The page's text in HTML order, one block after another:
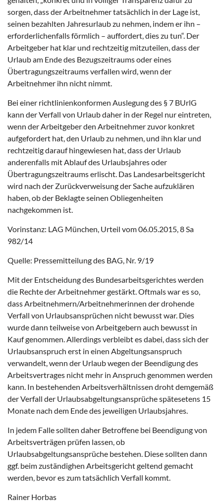
sorgen, dass der Arbeitnehmer tatsächlich in der Lage ist,
seinen bezahlten Jahresurlaub zu nehmen, indem er ihn –
erforderlichenfalls förmlich – auffordert, dies zu tun“. Der
Arbeitgeber hat klar und rechtzeitig mitzuteilen, dass der
Urlaub am Ende des Bezugszeitraums oder eines
Übertragungszeitraums verfallen wird, wenn der
Arbeitnehmer ihn nicht nimmt.
Bei einer richtlinienkonformen Auslegung des § 7 BUrlG
kann der Verfall von Urlaub daher in der Regel nur eintreten,
wenn der Arbeitgeber den Arbeitnehmer zuvor konkret
aufgefordert hat, den Urlaub zu nehmen, und ihn klar und
rechtzeitig darauf hingewiesen hat, dass der Urlaub
anderenfalls mit Ablauf des Urlaubsjahres oder
Übertragungszeitraums erlischt. Das Landesarbeitsgericht
wird nach der Zurückverweisung der Sache aufzuklären
haben, ob der Beklagte seinen Obliegenheiten
nachgekommen ist.
Vorinstanz: LAG München, Urteil vom 06.05.2015, 8 Sa
982/14
Quelle: Pressemitteilung des BAG, Nr. 9/19
Mit der Entscheidung des Bundesarbeitsgerichtes werden
die Rechte der Arbeitnehmer gestärkt. Oftmals war es so,
dass Arbeitnehmern/Arbeitnehmerinnen der drohende
Verfall von Urlaubsansprüchen nicht bewusst war. Dies
wurde dann teilweise von Arbeitgebern auch bewusst in
Kauf genommen. Allerdings verbleibt es dabei, dass sich der
Urlaubsanspruch erst in einen Abgeltungsanspruch
verwandelt, wenn der Urlaub wegen der Beendigung des
Arbeitsvertrages nicht mehr in Anspruch genommen werden
kann. In bestehenden Arbeitsverhältnissen droht demgemäß
der Verfall der Urlaubsabgeltungsansprüche spätesetens 15
Monate nach dem Ende des jeweiligen Urlaubsjahres.
In jedem Falle sollten daher Betroffene bei Beendigung von
Arbeitsverträgen prüfen lassen, ob
Urlaubsabgeltungsansprüche bestehen. Diese sollten dann
ggf. beim zuständighen Arbeitsgericht geltend gemacht
werden, bevor es zum tatsächlich Verfall kommt.
Rainer Horbas